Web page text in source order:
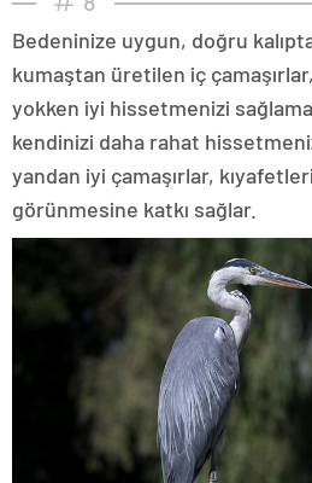
Bedeninize uygun, doğru
kumaştan üretilen iç
yokken iyi hissetmenizi
kendinizi daha rahat
yandan iyi çamaşırlar,
görünmesine katkı sağlar.